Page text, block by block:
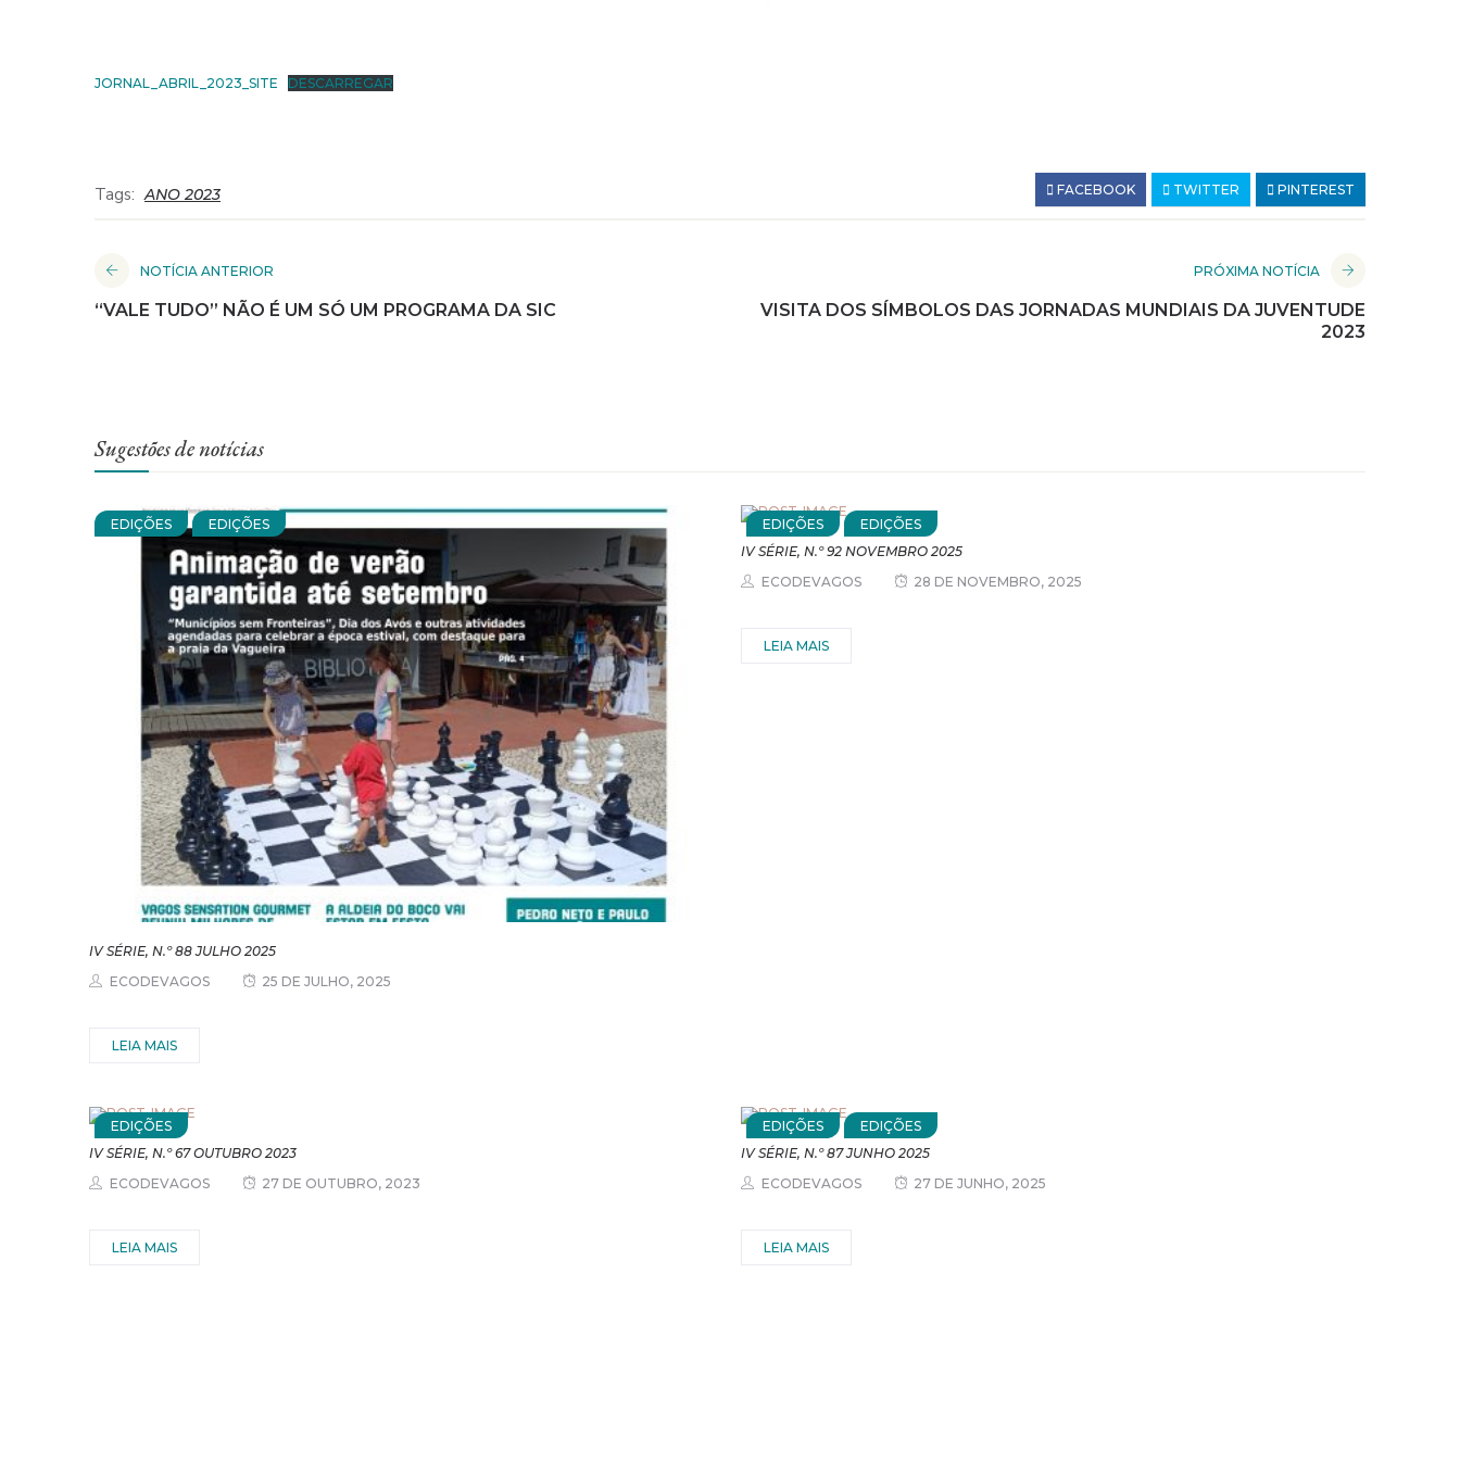
JORNAL_ABRIL_2023_SITE DESCARREGAR
Tags: ANO 2023 FACEBOOK TWITTER PINTEREST
NOTÍCIA ANTERIOR
“VALE TUDO” NÃO É UM SÓ UM PROGRAMA DA SIC
PRÓXIMA NOTÍCIA
VISITA DOS SÍMBOLOS DAS JORNADAS MUNDIAIS DA JUVENTUDE
2023
Sugestões de notícias
EDIÇÕES EDIÇÕES
IV SÉRIE, N.º 88 JULHO 2025
ECODEVAGOS
25 DE JULHO, 2025
LEIA MAIS
EDIÇÕES
EDIÇÕES
IV SÉRIE, N.º 92 NOVEMBRO 2025
ECODEVAGOS
28 DE NOVEMBRO, 2025
LEIA MAIS
EDIÇÕES
IV SÉRIE, N.º 67 OUTUBRO 2023
ECODEVAGOS
27 DE OUTUBRO, 2023
LEIA MAIS
EDIÇÕES
EDIÇÕES
IV SÉRIE, N.º 87 JUNHO 2025
ECODEVAGOS
27 DE JUNHO, 2025
LEIA MAIS